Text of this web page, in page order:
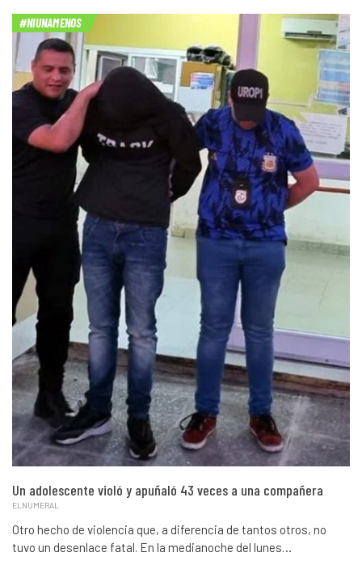
#NIUNAMENOS
Un adolescente violó y apuñaló 43 veces a una compañera
ELNUMERAL
Otro hecho de violencia que, a diferencia de tantos otros, no
tuvo un desenlace fatal. En la medianoche del lunes…